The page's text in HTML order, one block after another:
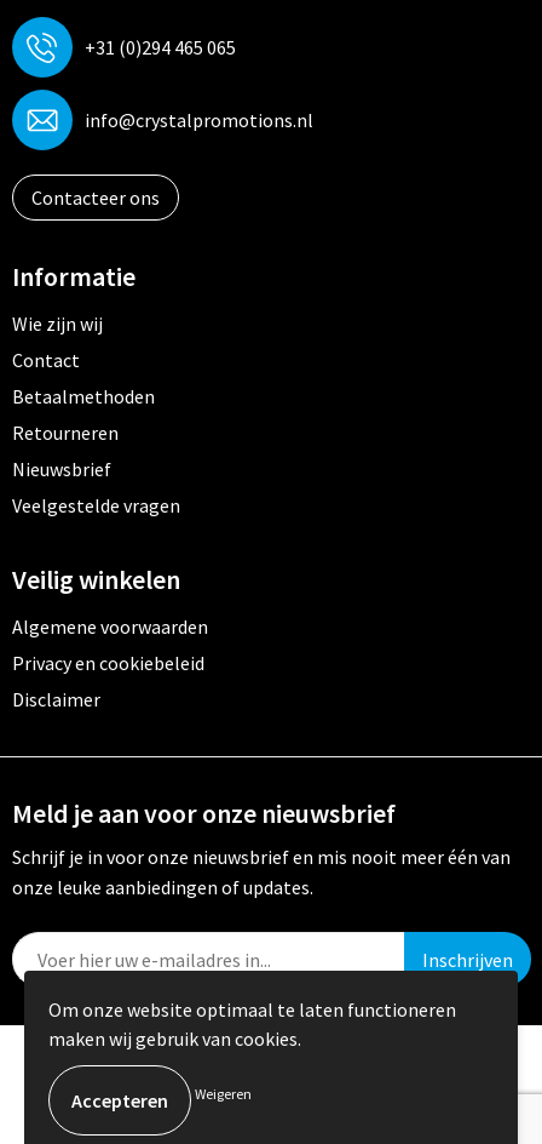
+31 (0)294 465 065
info@crystalpromotions.nl
Contacteer ons
Informatie
Wie zijn wij
Contact
Betaalmethoden
Retourneren
Nieuwsbrief
Veelgestelde vragen
Veilig winkelen
Algemene voorwaarden
Privacy en cookiebeleid
Disclaimer
Meld je aan voor onze nieuwsbrief
Schrijf je in voor onze nieuwsbrief en mis nooit meer één van
onze leuke aanbiedingen of updates.
© Copyright Crystal Promotions 2024
Om onze website optimaal te laten functioneren
maken wij gebruik van cookies.
Weigeren